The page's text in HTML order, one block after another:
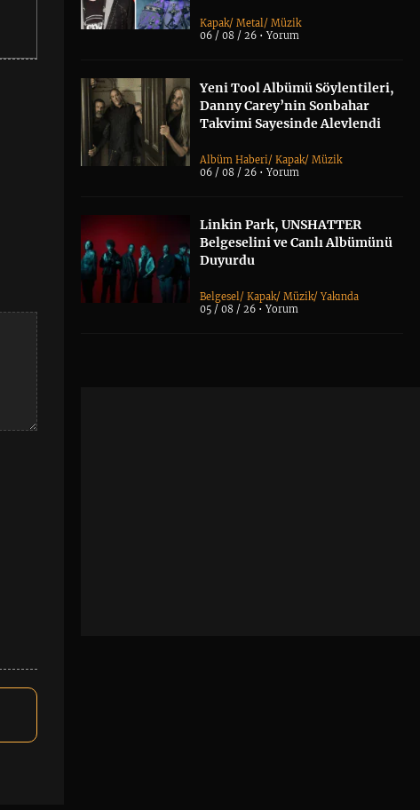
Kapak/Metal/Müzik
06 / 08 / 26 •Yorum
Yeni Tool Albümü Söylentileri,
Danny Carey’nin Sonbahar
Takvimi Sayesinde Alevlendi
Albüm Haberi/Kapak/Müzik
06 / 08 / 26 •Yorum
Linkin Park, UNSHATTER
Belgeselini ve Canlı Albümünü
Duyurdu
Belgesel/Kapak/Müzik/Yakında
05 / 08 / 26 •Yorum